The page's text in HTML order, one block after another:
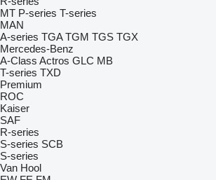
MT P-series T-series
MAN
A-series TGA TGM TGS TGX
Mercedes-Benz
A-Class Actros GLC MB
T-series TXD
Premium
ROC
Kaiser
SAF
R-series
S-series SCB
S-series
Van Hool